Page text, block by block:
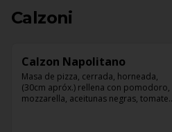
Calzoni
Calzon Napolitano
Masa de pizza, cerrada, horneada,
(30cm apróx.) rellena con pomodoro,
mozzarella, aceitunas negras, tomate,